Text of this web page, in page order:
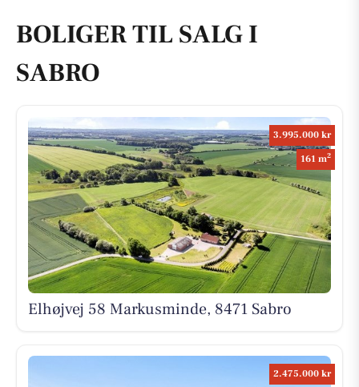
BOLIGER TIL SALG I
SABRO
3.995.000 kr
161 m2
Elhøjvej 58 Markusminde, 8471 Sabro
2.475.000 kr